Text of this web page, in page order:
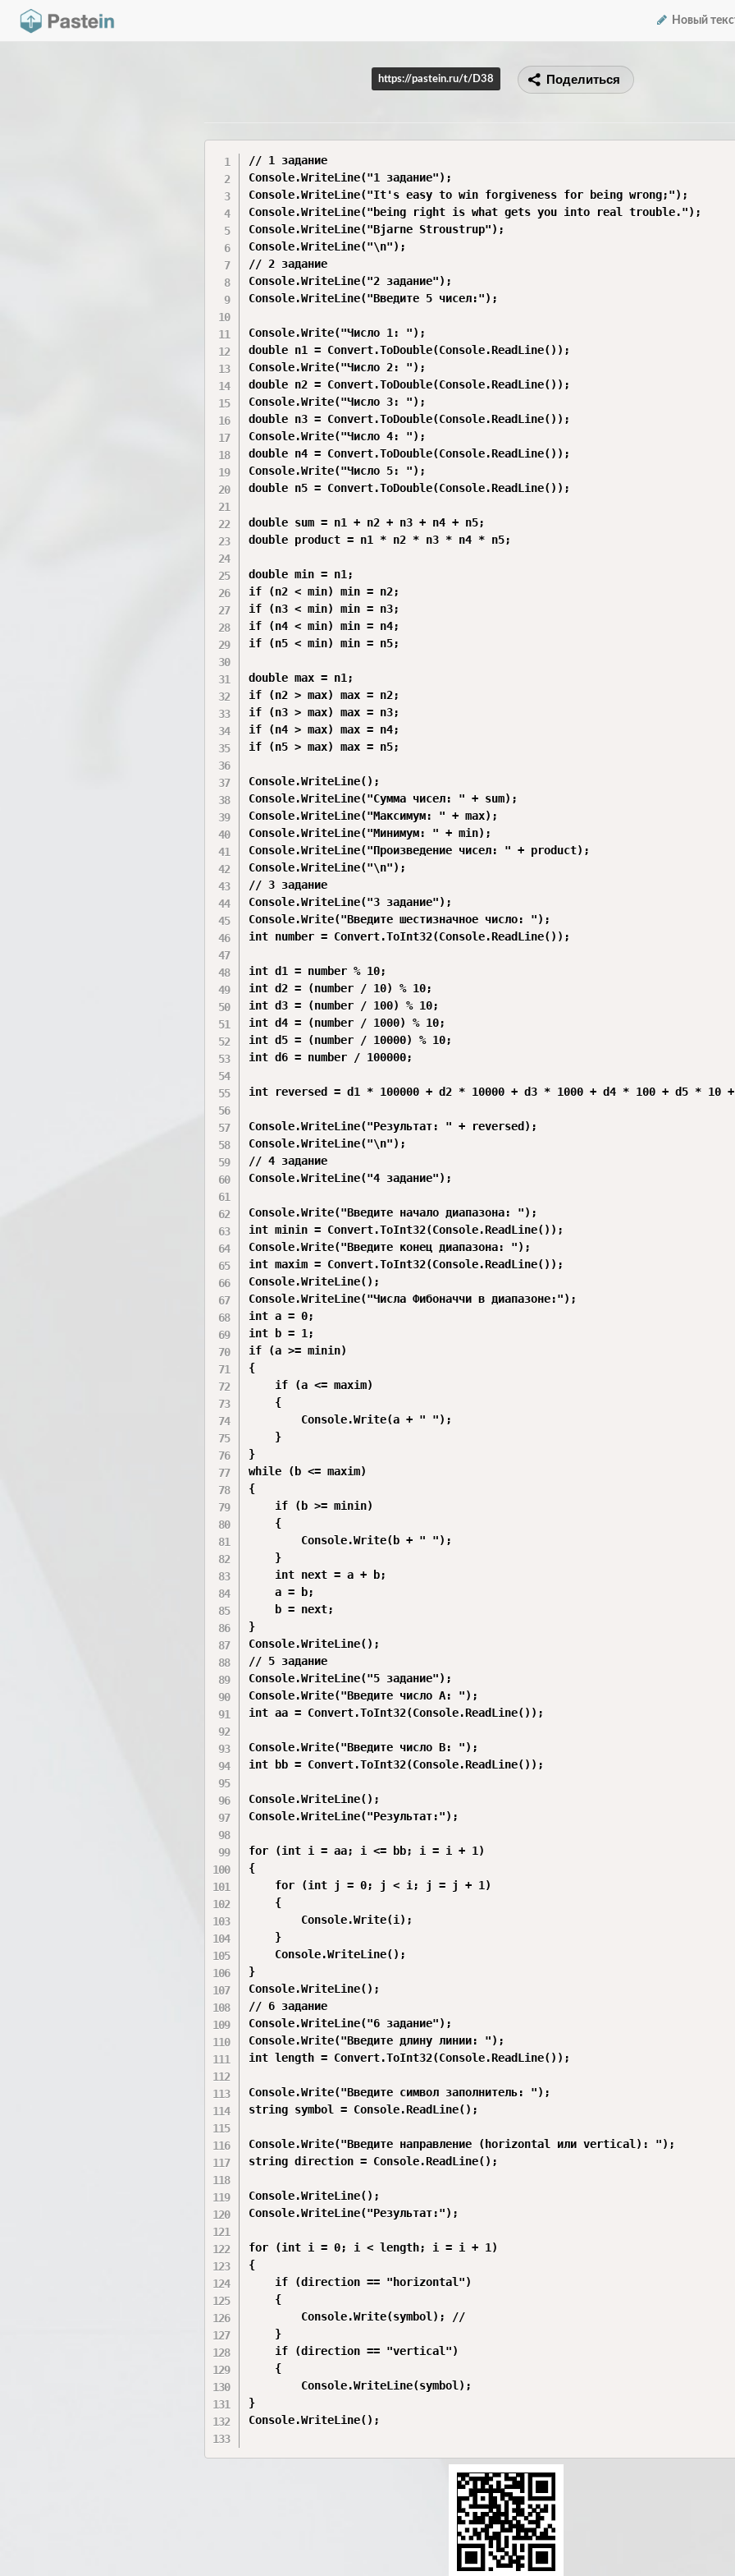
Новый
https://pastein.ru/t/D38 Поделиться
// 1 задание
Console.WriteLine("1 задание");
Console.WriteLine("It's easy to win forgiveness for being wrong;");
Console.WriteLine("being right is what gets you into real trouble.");
Console.WriteLine("Bjarne Stroustrup");
Console.WriteLine("\n");
// 2 задание
Console.WriteLine("2 задание");
Console.WriteLine("Введите 5 чисел:");
Console.Write("Число 1: ");
double n1 = Convert.ToDouble(Console.ReadLine());
Console.Write("Число 2: ");
double n2 = Convert.ToDouble(Console.ReadLine());
Console.Write("Число 3: ");
double n3 = Convert.ToDouble(Console.ReadLine());
Console.Write("Число 4: ");
double n4 = Convert.ToDouble(Console.ReadLine());
Console.Write("Число 5: ");
double n5 = Convert.ToDouble(Console.ReadLine());
double sum = n1 + n2 + n3 + n4 + n5;
double product = n1 * n2 * n3 * n4 * n5;
double min = n1;
if (n2 < min) min = n2;
if (n3 < min) min = n3;
if (n4 < min) min = n4;
if (n5 < min) min = n5;
double max = n1;
if (n2 > max) max = n2;
if (n3 > max) max = n3;
if (n4 > max) max = n4;
if (n5 > max) max = n5;
Console.WriteLine();
Console.WriteLine("Сумма чисел: " + sum);
Console.WriteLine("Максимум: " + max);
Console.WriteLine("Минимум: " + min);
Console.WriteLine("Произведение чисел: " + product);
Console.WriteLine("\n");
// 3 задание
Console.WriteLine("3 задание");
Console.Write("Введите шестизначное число: ");
int number = Convert.ToInt32(Console.ReadLine());
int d1 = number % 10;
int d2 = (number / 10) % 10;
int d3 = (number / 100) % 10;
int d4 = (number / 1000) % 10;
int d5 = (number / 10000) % 10;
int d6 = number / 100000;
int reversed = d1 * 100000 + d2 * 10000 + d3 * 1000 + d4 * 100 + d5 * 10
Console.WriteLine("Результат: " + reversed);
Console.WriteLine("\n");
// 4 задание
Console.WriteLine("4 задание");
Console.Write("Введите начало диапазона: ");
int minin = Convert.ToInt32(Console.ReadLine());
Console.Write("Введите конец диапазона: ");
int maxim = Convert.ToInt32(Console.ReadLine());
Console.WriteLine();
Console.WriteLine("Числа Фибоначчи в диапазоне:");
int a = 0;
int b = 1;
if (a >= minin)
{
    if (a <= maxim)
    {
        Console.Write(a + " ");
    }
}
while (b <= maxim)
{
    if (b >= minin)
    {
        Console.Write(b + " ");
    }
    int next = a + b;
    a = b;
    b = next;
}
Console.WriteLine();
// 5 задание
Console.WriteLine("5 задание");
Console.Write("Введите число A: ");
int aa = Convert.ToInt32(Console.ReadLine());
Console.Write("Введите число B: ");
int bb = Convert.ToInt32(Console.ReadLine());
Console.WriteLine();
Console.WriteLine("Результат:");
for (int i = aa; i <= bb; i = i + 1)
{
    for (int j = 0; j < i; j = j + 1)
    {
        Console.Write(i);
    }
    Console.WriteLine();
}
Console.WriteLine();
// 6 задание
Console.WriteLine("6 задание");
Console.Write("Введите длину линии: ");
int length = Convert.ToInt32(Console.ReadLine());
Console.Write("Введите символ заполнитель: ");
string symbol = Console.ReadLine();
Console.Write("Введите направление (horizontal или vertical): ");
string direction = Console.ReadLine();
Console.WriteLine();
Console.WriteLine("Результат:");
for (int i = 0; i < length; i = i + 1)
{
    if (direction == "horizontal")
    {
        Console.Write(symbol); //
    }
    if (direction == "vertical")
    {
        Console.WriteLine(symbol);
}
Console.WriteLine();